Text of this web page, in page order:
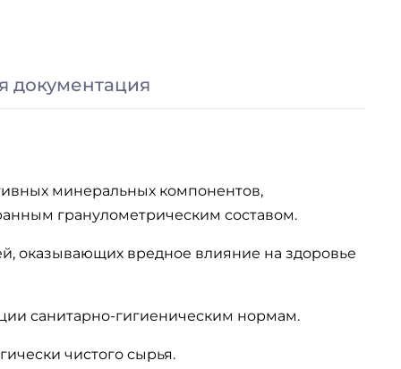
документация
минеральных компонентов,
гранулометрическим составом.
оказывающих вредное влияние на здоровье
санитарно-гигиеническим нормам.
чистого сырья.